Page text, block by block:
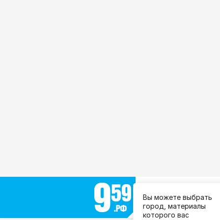
Все города
Вы можете выбрать
город, материалы
которого вас